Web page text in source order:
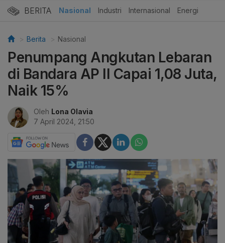
BERITA Nasional Industri Internasional Energi
Berita Nasional
Penumpang Angkutan Lebaran
di Bandara AP II Capai 1,08 Juta,
Naik 15%
Oleh Lona Olavia
7 April 2024, 21:50